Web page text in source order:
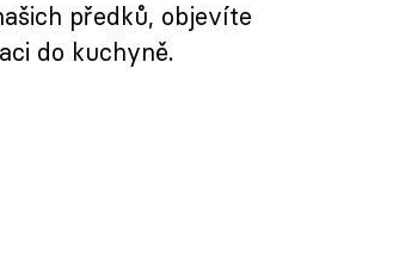
předků, objevíte
do kuchyně.